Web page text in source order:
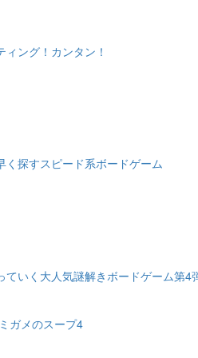
ング！カンタン！
く探すスピード系ボードゲーム
ていく大人気謎解きボードゲーム第4
ガメのスープ4